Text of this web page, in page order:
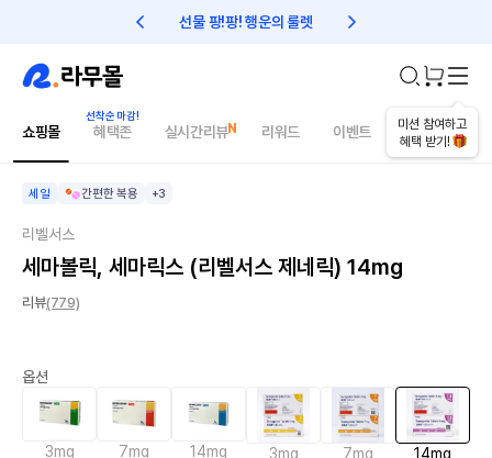
선물 팡!팡! 행운의 룰렛 친구초대 1만원 리워드!
미션 참여하고
혜택 받기!
쇼핑몰 혜택존 실시간리뷰 리워드 이벤트 건강매거진
오늘의 추천상품
세일 간편한 복용 +3
리벨서스
세마볼릭, 세마릭스 (리벨서스 제네릭) 14mg
리뷰(779)
옵션
3mg 7mg 14mg 3mg 7mg
14mg